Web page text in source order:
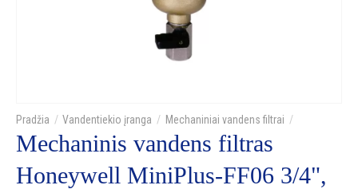
Vandentiekio įranga Mechaniniai vandens filtrai
Mechaninis vandens filtras
Honeywell MiniPlus-FF06 3/4",